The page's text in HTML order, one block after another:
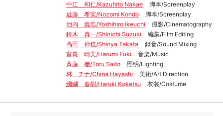
中江 和仁/Kazuhito Nakae
脚本/Screenplay
近藤 希実/Nozomi Kondo
脚本/Screenplay
池内 義浩/Yoshihiro Ikeuchi
撮影/Cinematography
鈴木 真一/Shinichi Suzuki
編集/Film Editing
高田 伸也/Shinya Takata
録音/Sound Mixing
富貴 晴美/Harumi Fuki
音楽/Music
斉藤 徹/Toru Saito
照明/Lighting
林 チナ/China Hayashi
美術/Art Direction
纐纈 春樹/Haruki Koketsu
衣装/Costume